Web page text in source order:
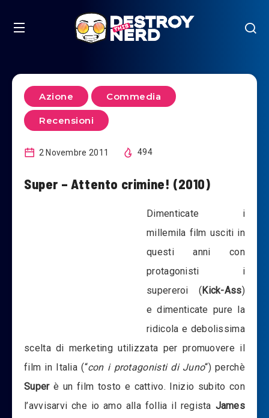
Azione Commedia
Recensioni
2 Novembre 2011 494
Super – Attento crimine! (2010)
Dimenticate i
millemila film usciti in
questi anni con
protagonisti i
supereroi (Kick-Ass)
e dimenticate pure la
ridicola e debolissima
scelta di merketing utilizzata per promuovere il
film in Italia (“con i protagonisti di Juno“) perchè
Superè un film tosto e cattivo. Inizio subito con
l’avvisarvi che io amo alla follia il regista James